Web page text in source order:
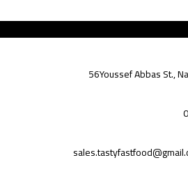
56Youssef Abbas St.,